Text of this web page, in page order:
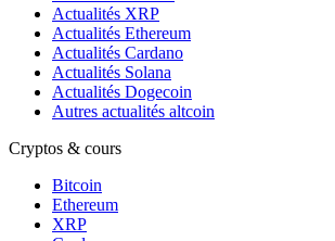
Actualités XRP
Actualités Ethereum
Actualités Cardano
Actualités Solana
Actualités Dogecoin
Autres actualités altcoin
Cryptos & cours
Bitcoin
Ethereum
XRP